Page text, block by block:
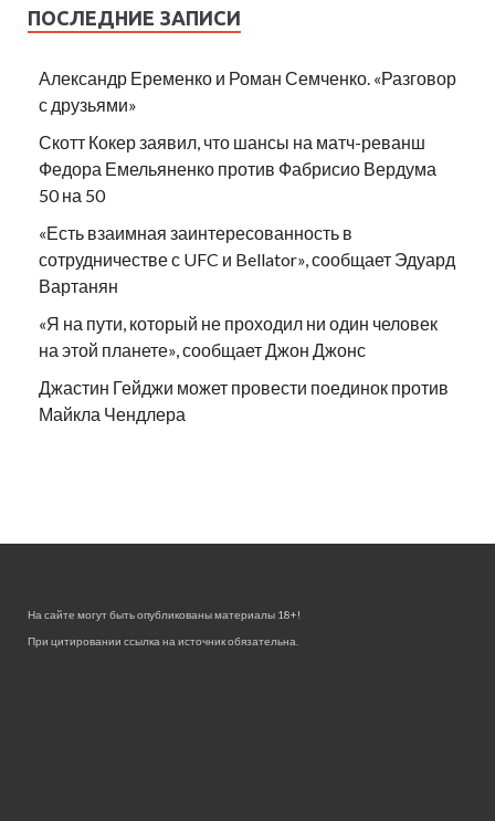
ПОСЛЕДНИЕ ЗАПИСИ
Александр Еременко и Роман Семченко. «Разговор
с друзьями»
Скотт Кокер заявил, что шансы на матч-реванш
Федора Емельяненко против Фабрисио Вердума
50 на 50
«Есть взаимная заинтересованность в
сотрудничестве с UFC и Bellator», сообщает Эдуард
Вартанян
«Я на пути, который не проходил ни один человек
на этой планете», сообщает Джон Джонс
Джастин Гейджи может провести поединок против
Майкла Чендлера
На сайте могут быть опубликованы материалы 18+!
При цитировании ссылка на источник обязательна.